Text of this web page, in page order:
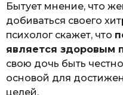
Бытует мнение, что
добиваться своего
психолог скажет, что
является здоровым
свою дочь быть
основой для
целей.